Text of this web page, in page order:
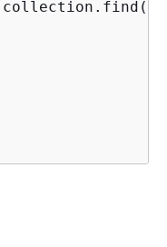
collection.find(